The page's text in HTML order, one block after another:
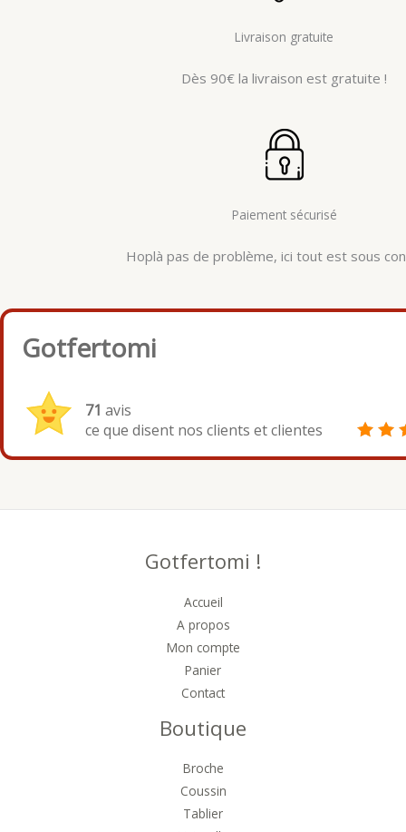
Livraison gratuite
Dès 90€ la livraison est gratuite !
Paiement sécurisé
Hoplà pas de problème, ici tout est sous
Gotfertomi
71 avis
ce que disent nos clients et clientes
Gotfertomi !
Accueil
A propos
Mon compte
Panier
Contact
Boutique
Broche
Coussin
Tablier